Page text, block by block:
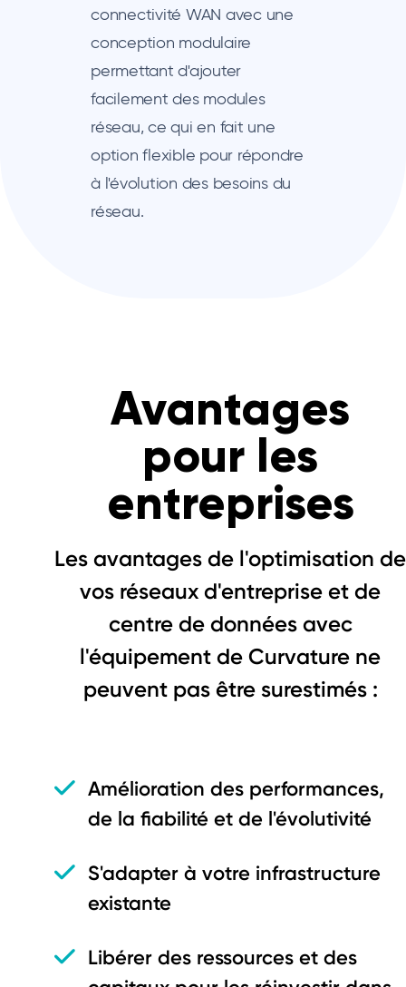
connectivité WAN avec une
conception modulaire
permettant d'ajouter
facilement des modules
réseau, ce qui en fait une
option flexible pour répondre
à l'évolution des besoins du
réseau.
Avantages
pour les
entreprises
Les avantages de l'optimisation de
vos réseaux d'entreprise et de
centre de données avec
l'équipement de Curvature ne
peuvent pas être surestimés :
Amélioration des performances,
de la fiabilité et de l'évolutivité
S'adapter à votre infrastructure
existante
Libérer des ressources et des